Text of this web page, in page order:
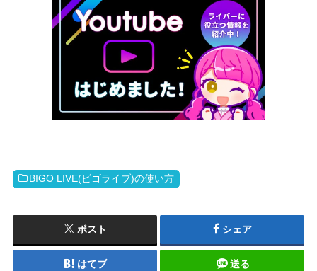
BIGO LIVE(ビゴライブ)の使い方
ポスト シェア
はてブ 送る